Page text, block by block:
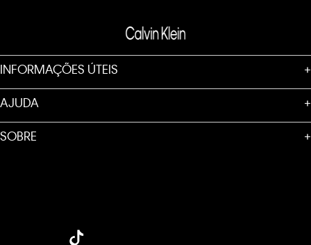
INFORMAÇÕES ÚTEIS +
AJUDA +
SOBRE +